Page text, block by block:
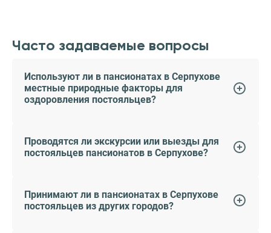
Часто задаваемые вопросы
Используют ли в пансионатах в Серпухове
местные природные факторы для
оздоровления постояльцев?
Проводятся ли экскурсии или выезды для
постояльцев пансионатов в Серпухове?
Принимают ли в пансионатах в Серпухове
постояльцев из других городов?